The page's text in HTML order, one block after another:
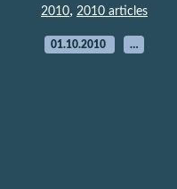
2010, 2010 articles
01.10.2010 …